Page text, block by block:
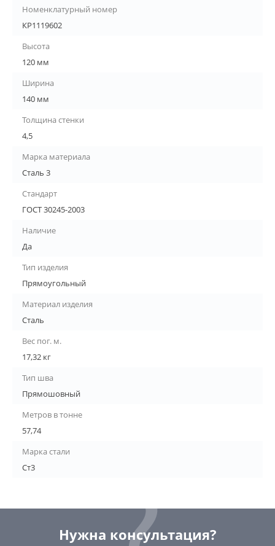
Номенклатурный номер
КР1119602
Высота
120 мм
Ширина
140 мм
Толщина стенки
4,5
Марка материала
Сталь 3
Стандарт
ГОСТ 30245-2003
Наличие
Да
Тип изделия
Прямоугольный
Материал изделия
Сталь
Вес пог. м.
17,32 кг
Тип шва
Прямошовный
Метров в тонне
57,74
Марка стали
Ст3
Нужна консультация?